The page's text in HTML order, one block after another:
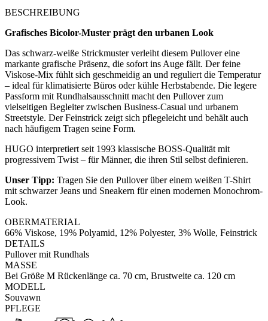
BESCHREIBUNG
Grafisches Bicolor-Muster prägt den urbanen Look
Das schwarz-weiße Strickmuster verleiht diesem Pullover eine
markante grafische Präsenz, die sofort ins Auge fällt. Der feine
Viskose-Mix fühlt sich geschmeidig an und reguliert die Temperatur
– ideal für klimatisierte Büros oder kühle Herbstabende. Die legere
Passform mit Rundhalsausschnitt macht den Pullover zum
vielseitigen Begleiter zwischen Business-Casual und urbanem
Streetstyle. Der Feinstrick zeigt sich pflegeleicht und behält auch
nach häufigem Tragen seine Form.
HUGO interpretiert seit 1993 klassische BOSS-Qualität mit
progressivem Twist – für Männer, die ihren Stil selbst definieren.
Unser Tipp: Tragen Sie den Pullover über einem weißen T-Shirt
mit schwarzer Jeans und Sneakern für einen modernen Monochrom-
Look.
OBERMATERIAL
66% Viskose, 19% Polyamid, 12% Polyester, 3% Wolle, Feinstrick
DETAILS
Pullover mit Rundhals
MASSE
Bei Größe M Rückenlänge ca. 70 cm, Brustweite ca. 120 cm
MODELL
Souvawn
PFLEGE